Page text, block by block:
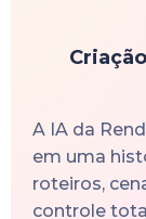
A IA da
em uma
roteiros,
controle